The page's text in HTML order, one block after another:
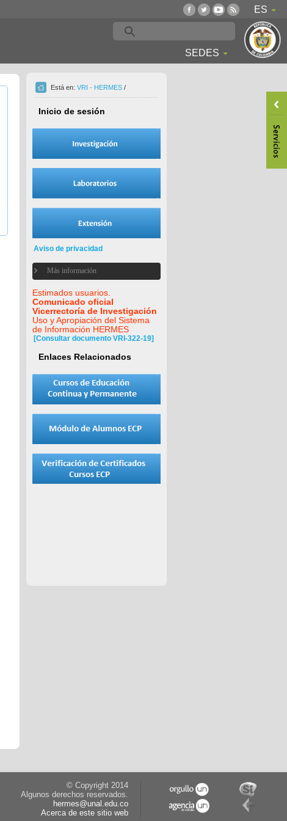
ES
SEDES
Está en: VRI - HERMES /
Inicio de sesión
Aviso de privacidad
Más información
Estimados usuarios.
Comunicado oficial
Vicerrectoría de Investigación
Uso y Apropiación del Sistema
de Información HERMES
[Consultar documento VRI-322-19]
Enlaces Relacionados
© Copyright 2014
Algunos derechos reservados.
hermes@unal.edu.co
Acerca de este sitio web